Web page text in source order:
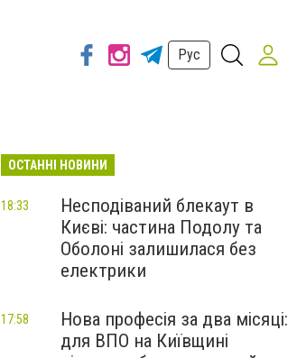
Рус
ОСТАННІ НОВИНИ
Несподіваний блекаут в
Києві: частина Подолу та
Оболоні залишилася без
електрики
18:33
Нова професія за два місяці:
для ВПО на Київщині
17:58